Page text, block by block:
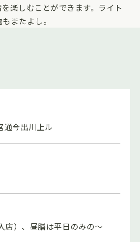
楽しむことができます。ライト
またよし。
通今出川上ル
店）、昼膳は平日のみの～